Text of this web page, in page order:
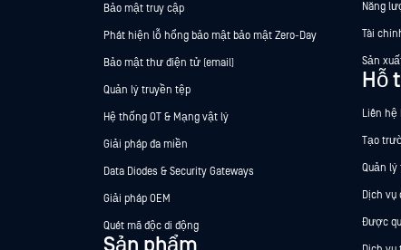
Bảo mật truy cập
Phát hiện lỗ hổng bảo mật bảo mật Zero-Day
Bảo mật thư điện tử (email)
Quản lý truyền tệp
Hệ thống OT & Mạng vật lý
Giải pháp đa miền
Data Diodes & Security Gateways
Giải pháp OEM
Quét mã độc di động
Năng
Tài
Sản
Hỗ
Liên hệ
Tạo
Quản
Dịch vụ
Được